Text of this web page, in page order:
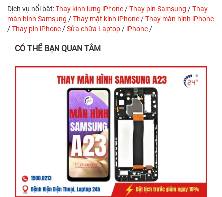
Dịch vụ nổi bật:Thay kính lưng iPhone /Thay pin Samsung /Thay
màn hình Samsung /Thay mặt kính iPhone /Thay màn hình iPhone
/Thay pin iPhone /Sửa chữa Laptop / iPhone /
CÓ THỂ BẠN QUAN TÂM